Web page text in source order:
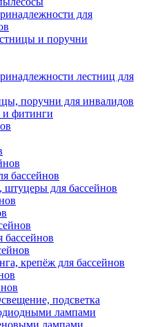
для
и поручни
лестниц для
поручни для инвалидов
фитинги
бассейнов
для бассейнов
бассейнов
крепёж для бассейнов
подсветка
лампами
лампами